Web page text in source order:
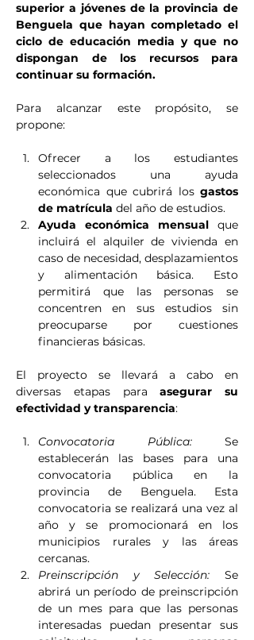
superior a jóvenes de la provincia de
Benguela que hayan completado el
ciclo de educación media y que no
dispongan de los recursos para
continuar su formación.
Para alcanzar este propósito, se
propone:
Ofrecer a los estudiantes
seleccionados una ayuda
económica que cubrirá los gastos
de matrícula del año de estudios.
Ayuda económica mensual que
incluirá el alquiler de vivienda en
caso de necesidad, desplazamientos
y alimentación básica. Esto
permitirá que las personas se
concentren en sus estudios sin
preocuparse por cuestiones
financieras básicas.
El proyecto se llevará a cabo en
diversas etapas para asegurar su
efectividad y transparencia:
Convocatoria Pública: Se
establecerán las bases para una
convocatoria pública en la
provincia de Benguela. Esta
convocatoria se realizará una vez al
año y se promocionará en los
municipios rurales y las áreas
cercanas.
Preinscripción y Selección: Se
abrirá un período de preinscripción
de un mes para que las personas
interesadas puedan presentar sus